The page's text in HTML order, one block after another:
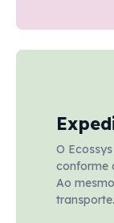
O
conforme
Ao
transporte.